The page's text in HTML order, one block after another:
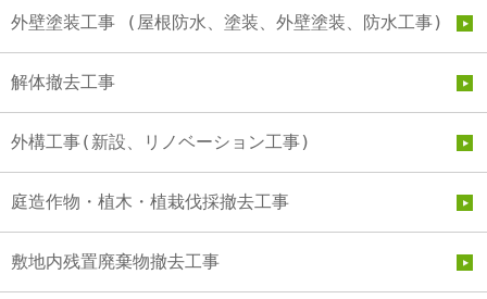
外壁塗装工事 (屋根防水、塗装、外壁塗装、防水工事)
解体撤去工事
外構工事(新設、リノベーション工事)
庭造作物・植木・植栽伐採撤去工事
敷地内残置廃棄物撤去工事